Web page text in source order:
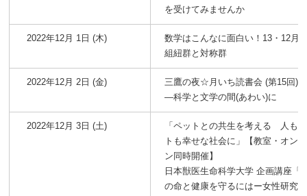
を受けてみませんか
2022年12月 1日 (木)
数学はこんなに面白い！13・12月
組紐群と対称群
2022年12月 2日 (金)
三鷹の夜☆月いち読書会 (第15回)
―科学と文学の間(あわい)に
2022年12月 3日 (土)
「ペットとの共生を考える 人も
トも幸せな社会に」【教室・オン
ン同時開催】
日本獣医生命科学大学 企画講座「
の命と健康を守るにはー女性研究